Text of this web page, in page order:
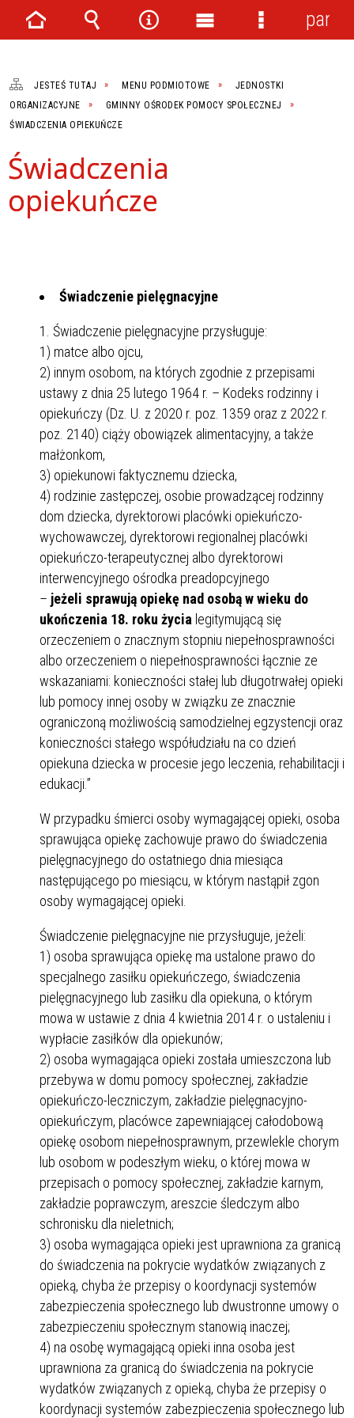
JESTEŚ TUTAJ MENU PODMIOTOWE
JEDNOSTKI
ORGANIZACYJNE
GMINNY OŚRODEK POMOCY SPOŁECZNEJ
ŚWIADCZENIA OPIEKUŃCZE
Świadczenia
opiekuńcze
Świadczenie pielęgnacyjne
1. Świadczenie pielęgnacyjne przysługuje:
1) matce albo ojcu,
2) innym osobom, na których zgodnie z przepisami
ustawy z dnia 25 lutego 1964 r. – Kodeks rodzinny i
opiekuńczy (Dz. U. z 2020 r. poz. 1359 oraz z 2022 r.
poz. 2140) ciąży obowiązek alimentacyjny, a także
małżonkom,
3) opiekunowi faktycznemu dziecka,
4) rodzinie zastępczej, osobie prowadzącej rodzinny
dom dziecka, dyrektorowi placówki opiekuńczo-
wychowawczej, dyrektorowi regionalnej placówki
opiekuńczo-terapeutycznej albo dyrektorowi
interwencyjnego ośrodka preadopcyjnego
– jeżeli sprawują opiekę nad osobą w wieku do
ukończenia 18. roku życia legitymującą się
orzeczeniem o znacznym stopniu niepełnosprawności
albo orzeczeniem o niepełnosprawności łącznie ze
wskazaniami: konieczności stałej lub długotrwałej opieki
lub pomocy innej osoby w związku ze znacznie
ograniczoną możliwością samodzielnej egzystencji oraz
konieczności stałego współudziału na co dzień
opiekuna dziecka w procesie jego leczenia, rehabilitacji i
edukacji.”
W przypadku śmierci osoby wymagającej opieki, osoba
sprawująca opiekę zachowuje prawo do świadczenia
pielęgnacyjnego do ostatniego dnia miesiąca
następującego po miesiącu, w którym nastąpił zgon
osoby wymagającej opieki.
Świadczenie pielęgnacyjne nie przysługuje, jeżeli:
1) osoba sprawująca opiekę ma ustalone prawo do
specjalnego zasiłku opiekuńczego, świadczenia
pielęgnacyjnego lub zasiłku dla opiekuna, o którym
mowa w ustawie z dnia 4 kwietnia 2014 r. o ustaleniu i
wypłacie zasiłków dla opiekunów;
2) osoba wymagająca opieki została umieszczona lub
przebywa w domu pomocy społecznej, zakładzie
opiekuńczo-leczniczym, zakładzie pielęgnacyjno-
opiekuńczym, placówce zapewniającej całodobową
opiekę osobom niepełnosprawnym, przewlekle chorym
lub osobom w podeszłym wieku, o której mowa w
przepisach o pomocy społecznej, zakładzie karnym,
zakładzie poprawczym, areszcie śledczym albo
schronisku dla nieletnich;
3) osoba wymagająca opieki jest uprawniona za granicą
do świadczenia na pokrycie wydatków związanych z
opieką, chyba że przepisy o koordynacji systemów
zabezpieczenia społecznego lub dwustronne umowy o
zabezpieczeniu społecznym stanowią inaczej;
4) na osobę wymagającą opieki inna osoba jest
uprawniona za granicą do świadczenia na pokrycie
wydatków związanych z opieką, chyba że przepisy o
koordynacji systemów zabezpieczenia społecznego lub
Strona Wyszukiwarka
NarzędziaMenu
Menu
panel